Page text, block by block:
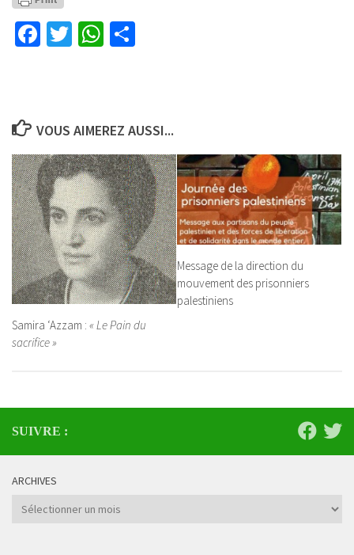
Facebook
TwitterWhatsApp
VOUS AIMEREZ AUSSI...
Samira ‘Azzam : « Le Pain du
sacrifice »
Message de la direction du
mouvement des prisonniers
palestiniens
SUIVRE :
ARCHIVES
Archives